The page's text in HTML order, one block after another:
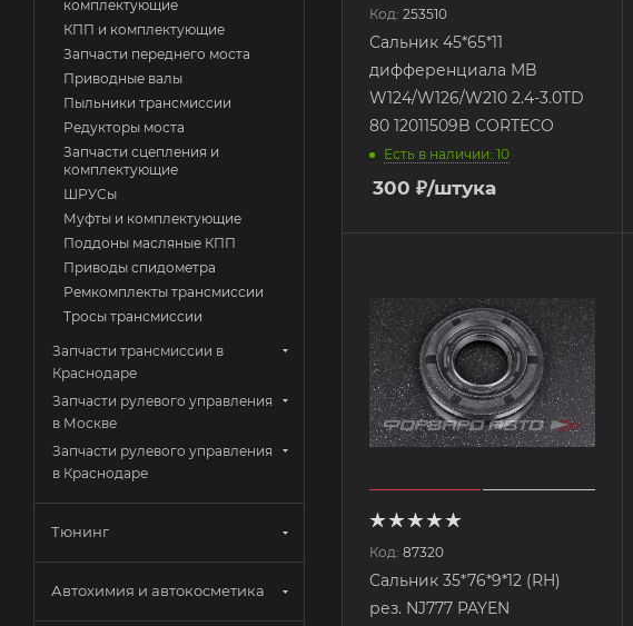
Код: 253510
Сальник 45*65*11
дифференциала MB
W124/W126/W210 2.4-3.0TD
80 12011509B CORTECO
Есть в наличии: 10
300 ₽/штука
Код: 87320
Сальник 35*76*9*12 (RH)
рез. NJ777 PAYEN
комплектующие
КПП и комплектующие
Запчасти переднего моста
Приводные валы
Пыльники трансмиссии
Редукторы моста
Запчасти сцепления и
комплектующие
ШРУСы
Муфты и комплектующие
Поддоны масляные КПП
Приводы спидометра
Ремкомплекты трансмиссии
Тросы трансмиссии
Запчасти трансмиссии в
Краснодаре
Запчасти рулевого управления
в Москве
Запчасти рулевого управления
в Краснодаре
Тюнинг
Автохимия и автокосметика